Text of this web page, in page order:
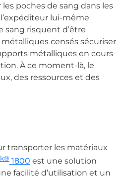
poches de sang dans les
lui-même
sang risquent d’être
censés sécuriser
métalliques en cours
À ce moment-là, le
des ressources et des
transporter les matériaux
1800 est une solution
facilité d’utilisation et un